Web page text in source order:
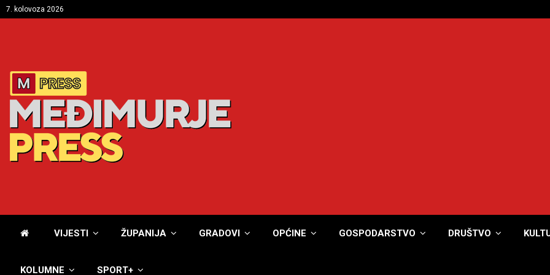
7. kolovoza 2026
VIJESTI ŽUPANIJA GRADOVI OPĆINE GOSPODARSTVO DRUŠTVO
KOLUMNE SPORT+